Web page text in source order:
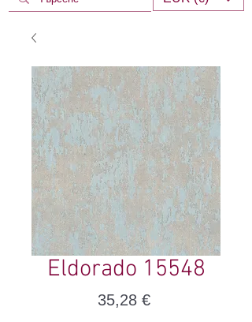
Eldorado 15548
35,28 €Цена